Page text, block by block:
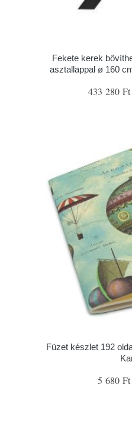
Fekete kerek
asztallappal ø 160
433 280 Ft
Füzet készlet 192
5 680 Ft